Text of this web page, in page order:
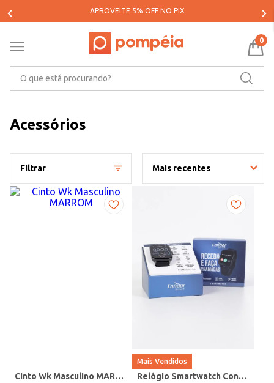
PARCELE SUAS COMPRAS EM ATÉ 5X SEM JUROS*
0
Acessórios
Filtrar Mais recentes
Cinto Wk Masculino MARROM
Mais Vendidos
Relógio Smartwatch Condor PRETO